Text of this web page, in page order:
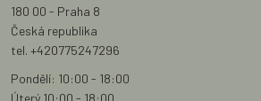
180 00 - Praha 8
Česká republika
tel. +420775247296
Pondělí: 10:00 - 18:00
Úterý 10:00 - 18:00